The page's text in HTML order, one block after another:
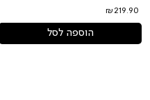
₪219.90
הוספה לסל